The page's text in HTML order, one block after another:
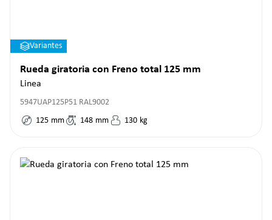
Variantes
Rueda giratoria con Freno total 125 mm
Linea
5947UAP125P51 RAL9002
125 mm 148 mm 130 kg